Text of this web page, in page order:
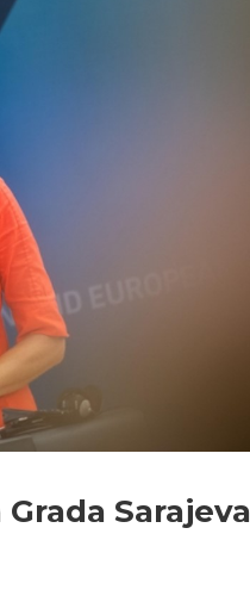
Sarajeva